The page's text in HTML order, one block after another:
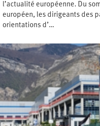
l’actualité européenne. Du
européen, les dirigeants des
orientations d’…